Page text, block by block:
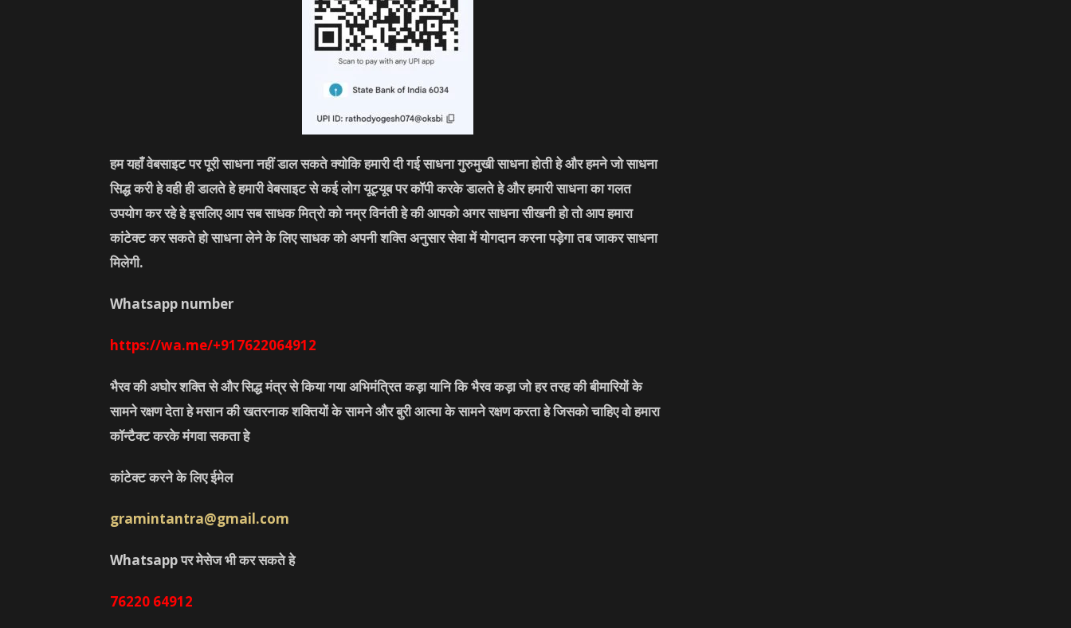
हम यहाँ वेबसाइट पर पूरी साधना नहीं डाल सकते क्योकि हमारी दी गई साधना गुरुमुखी साधना होती हे और हमने जो साधना
सिद्ध करी हे वही ही डालते हे हमारी वेबसाइट से कई लोग यूट्यूब पर कॉपी करके डालते हे और हमारी साधना का गलत
उपयोग कर रहे हे इसलिए आप सब साधक मित्रो को नम्र विनंती हे की आपको अगर साधना सीखनी हो तो आप हमारा
कांटेक्ट कर सकते हो साधना लेने के लिए साधक को अपनी शक्ति अनुसार सेवा में योगदान करना पड़ेगा तब जाकर साधना
मिलेगी.
Whatsapp number
https://wa.me/+917622064912
भैरव की अघोर शक्ति से और सिद्ध मंत्र से किया गया अभिमंत्रित कड़ा यानि कि भैरव कड़ा जो हर तरह की बीमारियों के
सामने रक्षण देता हे मसान की खतरनाक शक्तियों के सामने और बुरी आत्मा के सामने रक्षण करता हे जिसको चाहिए वो हमारा
कॉन्टैक्ट करके मंगवा सकता हे
कांटेक्ट करने के लिए ईमेल
gramintantra@gmail.com
Whatsapp पर मेसेज भी कर सकते हे
76220 64912